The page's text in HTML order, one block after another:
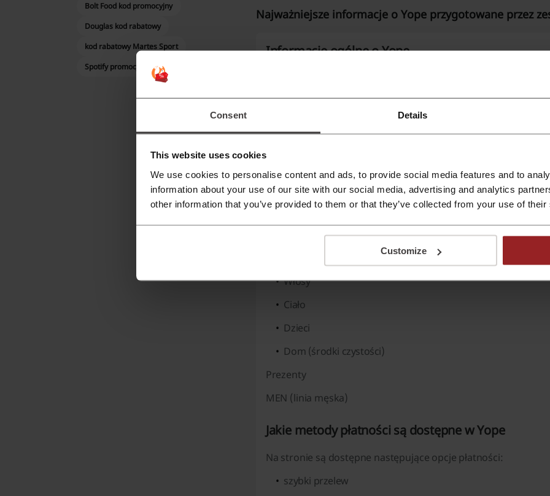
Consent Details
This website uses cookies
We use cookies to personalise content and ads, to provide social media features and to
information about your use of our site with our social media, advertising and analytics
other information that you’ve provided to them or that they’ve collected from your use of
Customize
Bolt Food kod promocyjny
Douglas kod rabatowy
kod rabatowy Martes Sport
Spotify promocja
Najważniejsze informacje o Yope przygotowane przez
Informacje ogólne o Yope
YOPE to polska marka założona przez małżeństwo Karolinę
powstała około 2014 r. i specjalizuje się w naturalnych
środkach czystości (produkty do pielęgnacji ciała, włosów,
Polsce i sprzedaje też za granicę (m.in. kraje UE, UK, a także
YOPE oferuje kosmetyki pielęgnacyjne oraz ekologiczne
(formuły natury/vegan-friendly, linie dla dzieci, mężczyzn itd.).
Kategorie (zgodnie ze strukturą sklepu):
Włosy
Ciało
Dzieci
Dom (środki czystości)
Prezenty
MEN (linia męska)
Jakie metody płatności są dostępne w Yope
Na stronie są dostępne następujące opcje płatności:
szybki przelew